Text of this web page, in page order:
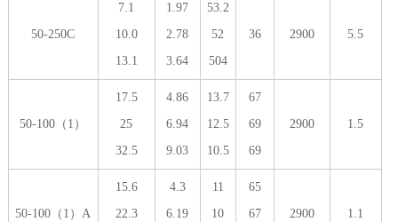
50-250C
7.1
10.0
13.1
1.97
2.78
3.64
53.2
52
504
36 2900 5.5
50-100（1）
17.5
25
32.5
4.86
6.94
9.03
13.7
12.5
10.5
67
69
69
2900 1.5
50-100（1）A
15.6
22.3
4.3
6.19
11
10
65
67
2900 1.1